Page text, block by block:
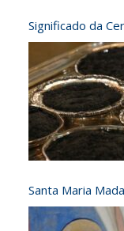
Significado da
Santa Maria